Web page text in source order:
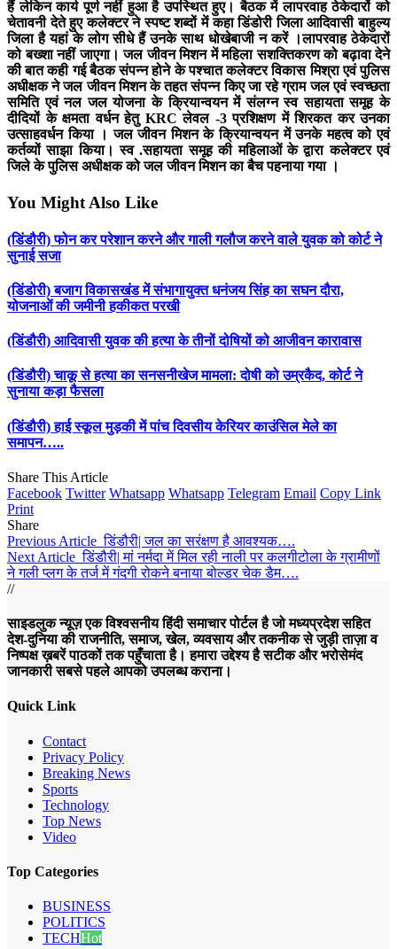
हैं लेकिन कार्य पूर्ण नहीं हुआ है उपस्थित हुए। बैठक में लापरवाह ठेकेदारों को
चेतावनी देते हुए कलेक्टर ने स्पष्ट शब्दों में कहा डिंडोरी जिला आदिवासी बाहुल्य
जिला है यहां के लोग सीधे हैं उनके साथ धोखेबाजी न करें ।लापरवाह ठेकेदारों
को बख्शा नहीं जाएगा। जल जीवन मिशन में महिला सशक्तिकरण को बढ़ावा देने
की बात कही गई बैठक संपन्न होने के पश्चात कलेक्टर विकास मिश्रा एवं पुलिस
अधीक्षक ने जल जीवन मिशन के तहत संपन्न किए जा रहे ग्राम जल एवं स्वच्छता
समिति एवं नल जल योजना के क्रियान्वयन में संलग्न स्व सहायता समूह के
दीदियों के क्षमता वर्धन हेतु KRC लेवल -3 प्रशिक्षण में शिरकत कर उनका
उत्साहवर्धन किया । जल जीवन मिशन के क्रियान्वयन में उनके महत्व को एवं
कर्तव्यों साझा किया। स्व .सहायता समूह की महिलाओं के द्वारा कलेक्टर एवं
जिले के पुलिस अधीक्षक को जल जीवन मिशन का बैच पहनाया गया ।
You Might Also Like
(डिंडौरी) फोन कर परेशान करने और गाली गलौज करने वाले युवक को कोर्ट ने
सुनाई सजा
(डिंडोरी) बजाग विकासखंड में संभागायुक्त धनंजय सिंह का सघन दौरा,
योजनाओं की जमीनी हकीकत परखी
(डिंडौरी) आदिवासी युवक की हत्या के तीनों दोषियों को आजीवन कारावास
(डिंडौरी) चाकू से हत्या का सनसनीखेज मामला: दोषी को उम्रकैद, कोर्ट ने
सुनाया कड़ा फैसला
(डिंडौरी) हाई स्कूल मुड़की में पांच दिवसीय केरियर काउंसिल मेले का
समापन…..
Share This Article
Facebook Twitter Whatsapp Whatsapp Telegram Email Copy Link
Print
Share
Previous Article डिंडौरी| जल का सरंक्षण है आवश्यक….
Next Article डिंडौरी| मां नर्मदा में मिल रही नाली पर कलगीटोला के ग्रामीणों
ने गली प्लग के तर्ज में गंदगी रोकने बनाया बोल्डर चेक डैम….
//
साइडलुक न्यूज़ एक विश्वसनीय हिंदी समाचार पोर्टल है जो मध्यप्रदेश सहित
देश-दुनिया की राजनीति, समाज, खेल, व्यवसाय और तकनीक से जुड़ी ताज़ा व
निष्पक्ष ख़बरें पाठकों तक पहुँचाता है। हमारा उद्देश्य है सटीक और भरोसेमंद
जानकारी सबसे पहले आपको उपलब्ध कराना।
Quick Link
Contact
Privacy Policy
Breaking News
Sports
Technology
Top News
Video
Top Categories
BUSINESS
POLITICS
TECHHot